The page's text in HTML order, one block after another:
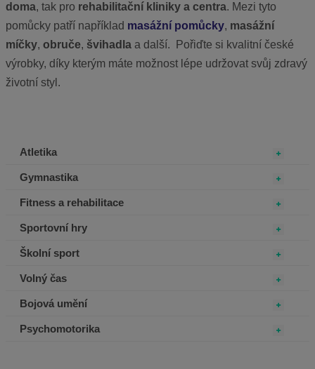
doma, tak pro rehabilitační kliniky a centra. Mezi tyto
pomůcky patří například masážní pomůcky, masážní
míčky, obruče, švihadla a další.
Pořiďte si kvalitní české
výrobky, díky kterým máte možnost lépe udržovat svůj zdravý
životní styl.
Atletika
Gymnastika
Fitness a rehabilitace
Sportovní hry
Školní sport
Volný čas
Bojová umění
Psychomotorika